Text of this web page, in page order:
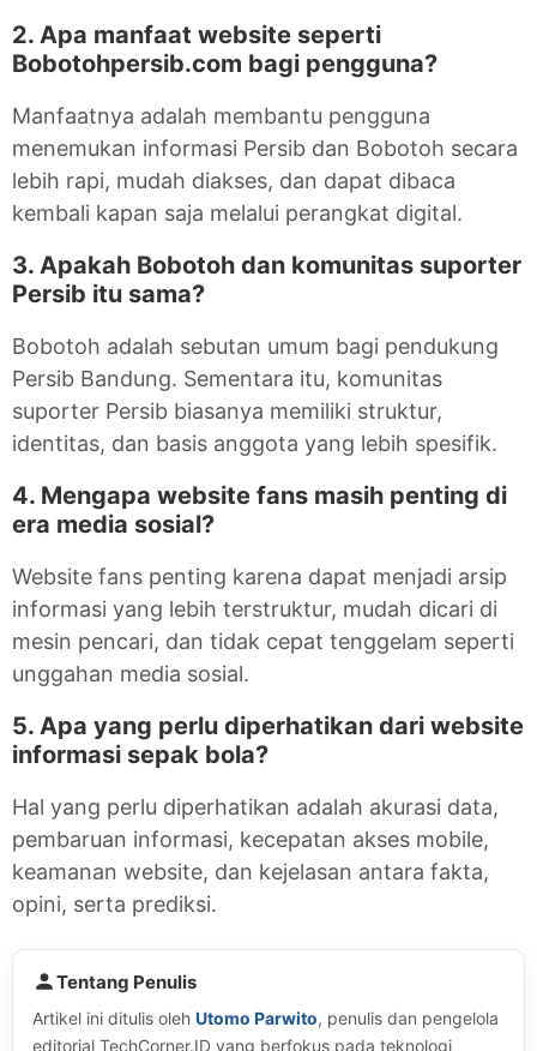
2. Apa manfaat website seperti
Bobotohpersib.com bagi pengguna?
Manfaatnya adalah membantu pengguna
menemukan informasi Persib dan Bobotoh secara
lebih rapi, mudah diakses, dan dapat dibaca
kembali kapan saja melalui perangkat digital.
3. Apakah Bobotoh dan komunitas suporter
Persib itu sama?
Bobotoh adalah sebutan umum bagi pendukung
Persib Bandung. Sementara itu, komunitas
suporter Persib biasanya memiliki struktur,
identitas, dan basis anggota yang lebih spesifik.
4. Mengapa website fans masih penting di
era media sosial?
Website fans penting karena dapat menjadi arsip
informasi yang lebih terstruktur, mudah dicari di
mesin pencari, dan tidak cepat tenggelam seperti
unggahan media sosial.
5. Apa yang perlu diperhatikan dari website
informasi sepak bola?
Hal yang perlu diperhatikan adalah akurasi data,
pembaruan informasi, kecepatan akses mobile,
keamanan website, dan kejelasan antara fakta,
opini, serta prediksi.
Tentang Penulis
Artikel ini ditulis oleh Utomo Parwito, penulis dan pengelola
editorial TechCorner.ID yang berfokus pada teknologi